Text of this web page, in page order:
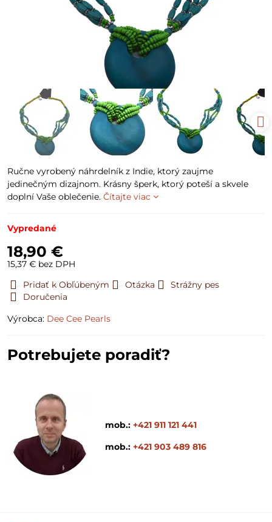
Ručne vyrobený náhrdelník z Indie, ktorý zaujme
jedinečným dizajnom. Krásny šperk, ktorý poteší a skvele
doplní Vaše oblečenie. Čítajte viac
Vypredané
18,90 €
15,37 € bez DPH
Pridať k Obľúbeným
Otázka
Strážny pes
Doručenia
Výrobca: Dee Cee Pearls
Potrebujete poradiť?
mob.: +421 911 121 441
mob.: +421 903 489 816